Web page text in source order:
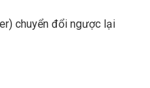
chuyển đổi ngược lại